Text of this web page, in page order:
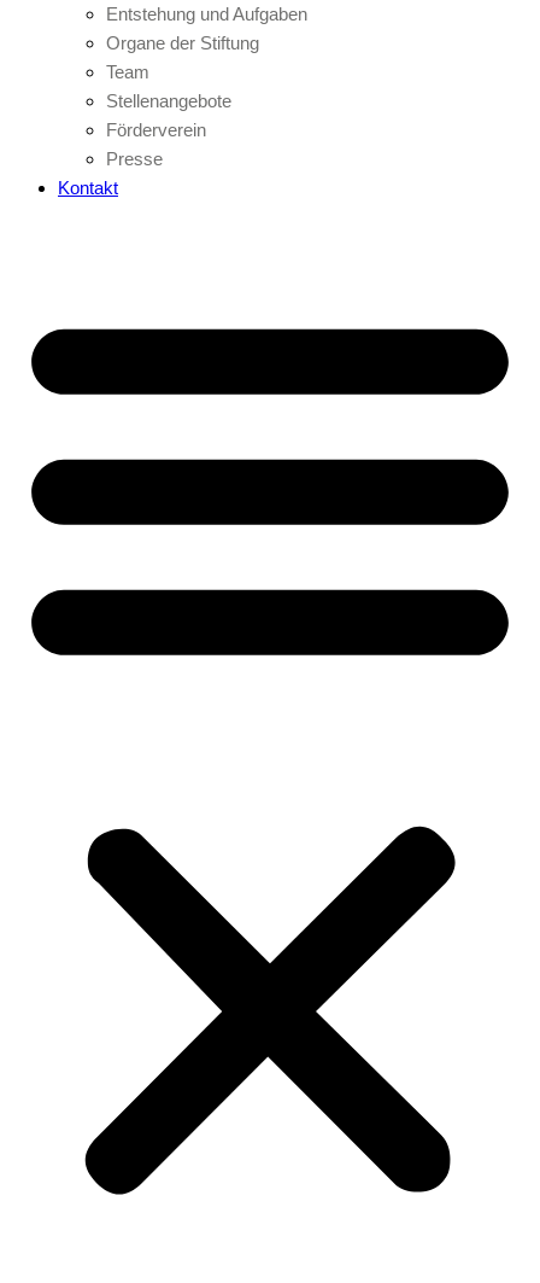
Entstehung und Aufgaben
Organe der Stiftung
Team
Stellenangebote
Förderverein
Presse
Kontakt